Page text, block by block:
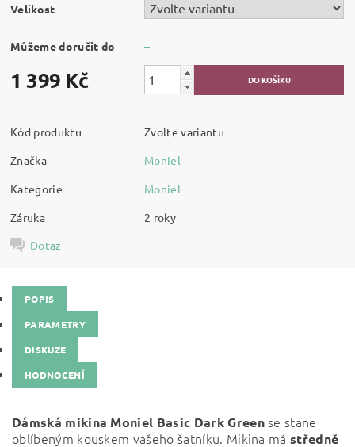
Velikost
Můžeme doručit do –
1 399 Kč
Kód produktu
Zvolte variantu
Značka
Moniel
Kategorie
Moniel
Záruka
2 roky
Dotaz
POPIS
PARAMETRY
DISKUZE
HODNOCENÍ
Dámská mikina Moniel Basic Dark Greense stane
oblíbeným kouskem vašeho šatníku. Mikina má středně